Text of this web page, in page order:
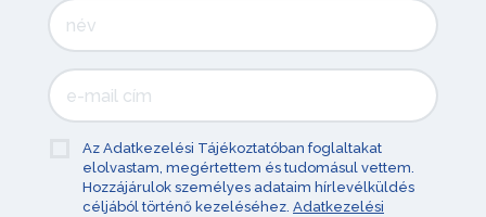
Az Adatkezelési Tájékoztatóban foglaltakat
elolvastam, megértettem és tudomásul vettem.
Hozzájárulok személyes adataim hírlevélküldés
céljából történő kezeléséhez. Adatkezelési